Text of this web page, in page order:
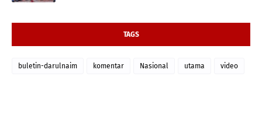
TAGS
buletin-darulnaim komentar Nasional utama video